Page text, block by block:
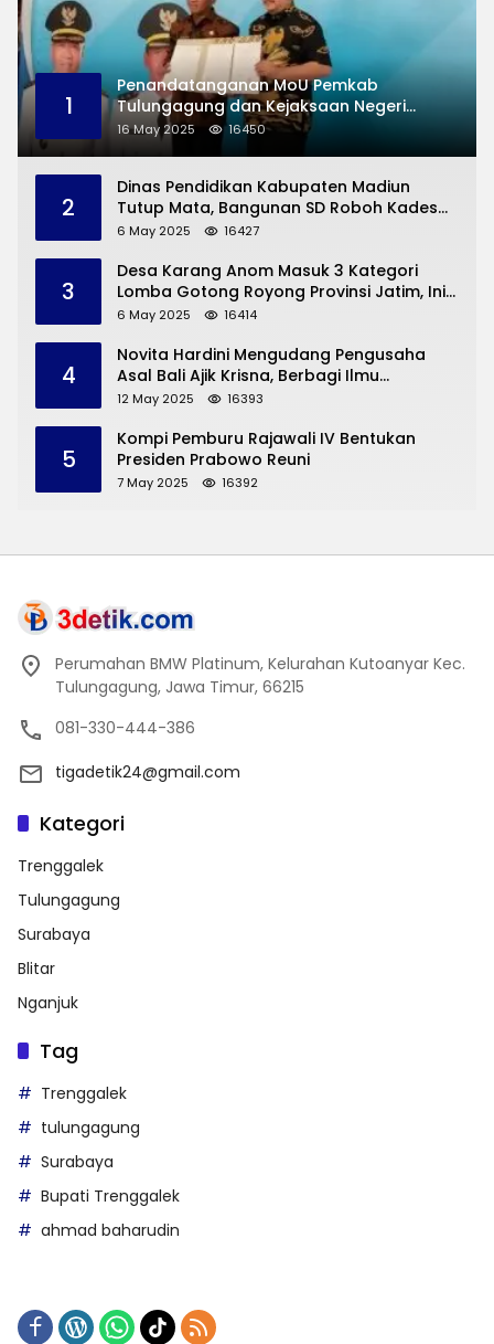
1
Penandatanganan MoU Pemkab
Tulungagung dan Kejaksaan Negeri
Permasalahan Hukum
16 May 2025 16450
2
Dinas Pendidikan Kabupaten Madiun
Tutup Mata, Bangunan SD Roboh Kades
Dermorejo Bangun Pakai Dana Pribadi
6 May 2025 16427
3
Desa Karang Anom Masuk 3 Kategori
Lomba Gotong Royong Provinsi Jatim, Ini
yang Disampaikan Sekda Trenggalek
6 May 2025 16414
4
Novita Hardini Mengudang Pengusaha
Asal Bali Ajik Krisna, Berbagi Ilmu
Pengembangan Pariwisata dan UMKM
12 May 2025 16393
5
Kompi Pemburu Rajawali IV Bentukan
Presiden Prabowo Reuni
7 May 2025 16392
Perumahan BMW Platinum, Kelurahan Kutoanyar Kec.
Tulungagung, Jawa Timur, 66215
081-330-444-386
tigadetik24@gmail.com
Kategori
Trenggalek
Tulungagung
Surabaya
Blitar
Nganjuk
Tag
Trenggalek
tulungagung
Surabaya
Bupati Trenggalek
ahmad baharudin